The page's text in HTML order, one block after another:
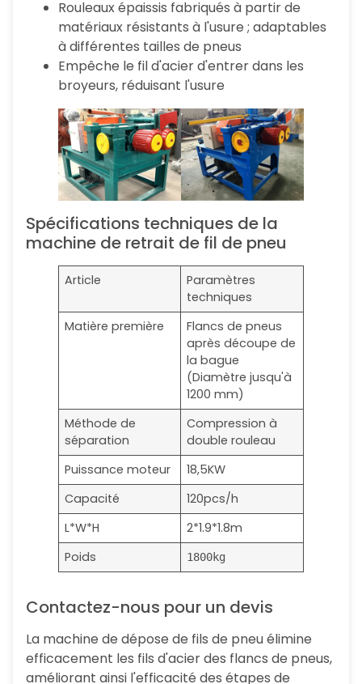
Rouleaux épaissis fabriqués à partir de
matériaux résistants à l'usure ; adaptables
à différentes tailles de pneus
Empêche le fil d'acier d'entrer dans les
broyeurs, réduisant l'usure
Spécifications techniques de la
machine de retrait de fil de pneu
Article
Paramètres
techniques
Matière première
Flancs de pneus
après découpe de
la bague
(Diamètre jusqu'à
1200 mm)
Méthode de
séparation
Compression à
double rouleau
Puissance moteur
18,5KW
Capacité
120pcs/h
L*W*H
2*1.9*1.8m
Poids
1800kg
Contactez-nous pour un devis
La machine de dépose de fils de pneu élimine
efficacement les fils d'acier des flancs de pneus,
améliorant ainsi l'efficacité des étapes de